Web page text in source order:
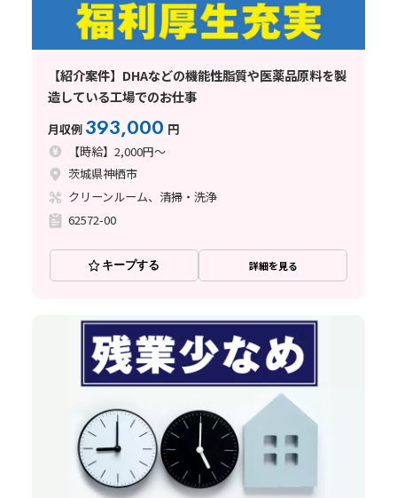
【紹介案件】DHAなどの機能性脂質や医薬品原料を製
造している工場でのお仕事
月収例 393,000 円
【時給】2,000円～
茨城県神栖市
クリーンルーム、清掃・洗浄
62572-00
キープする 詳細を見る